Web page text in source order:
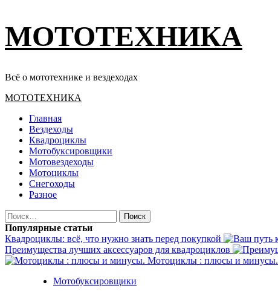
содержимому
МОТОТЕХНИКА
Всё о мототехнике и вездеходах
Основное
МОТОТЕХНИКА
Главная
Вездеходы
Квадроциклы
Мотобуксировщики
Мотовездеходы
Мотоциклы
Снегоходы
Разное
Найти:
Популярные статьи
Квадроциклы: всё, что нужно знать перед покупкой
Преимущества лучших аксессуаров для квадроциклов
Мотоциклы : плюсы и минусы.
Мотобуксировщики